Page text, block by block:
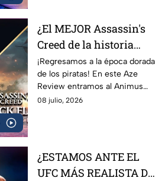
Latinoamérica.
¿El MEJOR Assassin's
Creed de la historia
regresó? 🏴‍☠️ | Reseña
Black Flag Resynced |
AZE Review
¡Regresamos a la época dorada
de los piratas! En este Aze
Review entramos al Animus
para analizar a fondo
08 julio, 2026
¿ESTAMOS ANTE EL
UFC MÁS REALISTA DE